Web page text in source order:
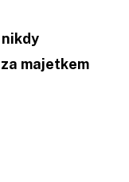
majetkem